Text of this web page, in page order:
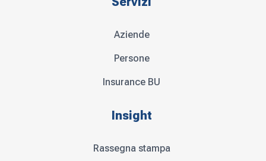
Aziende
Persone
Insurance BU
Insight
Rassegna stampa